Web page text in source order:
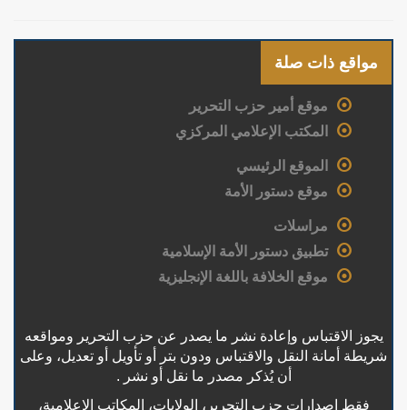
مواقع ذات صلة
موقع أمير حزب التحرير
المكتب الإعلامي المركزي
الموقع الرئيسي
موقع دستور الأمة
مراسلات
تطبيق دستور الأمة الإسلامية
موقع الخلافة باللغة الإنجليزية
يجوز الاقتباس وإعادة نشر ما يصدر عن حزب التحرير ومواقعه
شريطة أمانة النقل والاقتباس ودون بتر أو تأويل أو تعديل، وعلى
أن يُذكر مصدر ما نقل أو نشر .
فقط إصدارات حزب التحرير، الولايات، المكاتب الإعلامية،